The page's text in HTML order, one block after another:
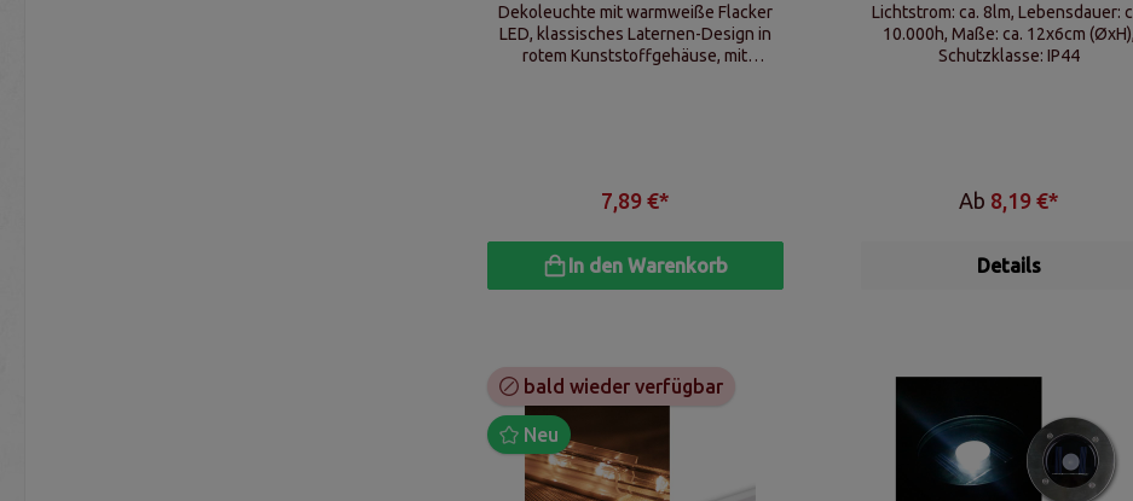
Dekoleuchte mit warmweiße Flacker
LED, klassisches Laternen-Design in
rotem Kunststoffgehäuse, mit
7,89 €*
In den Warenkorb
Lichtstrom: ca. 8lm, Lebensdauer: ca.
10.000h, Maße: ca. 12x6cm (ØxH),
Schutzklasse: IP44
Ab 8,19 €*
Details
bald wieder verfügbar
Neu